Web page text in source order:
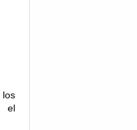
los
el